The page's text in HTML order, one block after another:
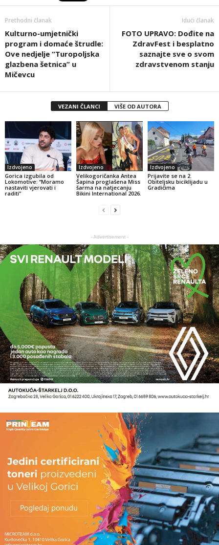
Prethodni članak
Kulturno-umjetnički
program i domaće štrudle:
Ove nedjelje “Turopoljska
glazbena šetnica” u
Mičevcu
Idući članak
FOTO UPRAVO: Dođite na
ZdravFest i besplatno
saznajte sve o svom
zdravstvenom stanju
VEZANI ČLANCI VIŠE OD AUTORA
Izdvojeno
Gorica izgubila od
Lokomotive: “Moramo
nastaviti vjerovati i
raditi”
Izdvojeno
Velikogoričanka Antea
Šapina proglašena Miss
šarma na natjecanju
Bikini International 2026.
Izdvojeno
Prijavite se na 2.
Obiteljsku biciklijadu u
Gradićima
- Advertisement -